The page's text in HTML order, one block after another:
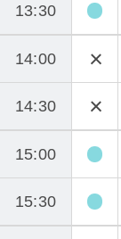
13:30
14:00
14:30
15:00
15:30